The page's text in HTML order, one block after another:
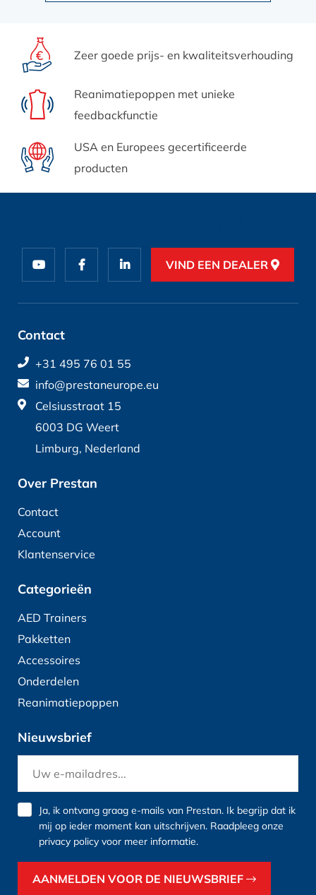
Zeer goede prijs- en kwaliteitsverhouding
Reanimatiepoppen met unieke
feedbackfunctie
USA en Europees gecertificeerde
producten
VIND EEN DEALER
Contact
+31 495 76 01 55
info@prestaneurope.eu
Celsiusstraat 15
6003 DG Weert
Limburg, Nederland
Over Prestan
Contact
Account
Klantenservice
Categorieën
AED Trainers
Pakketten
Accessoires
Onderdelen
Reanimatiepoppen
Nieuwsbrief
Ja, ik ontvang graag e-mails van Prestan. Ik begrijp dat ik
mij op ieder moment kan uitschrijven. Raadpleeg onze
privacy policy voor meer informatie.
AANMELDEN VOOR DE NIEUWSBRIEF